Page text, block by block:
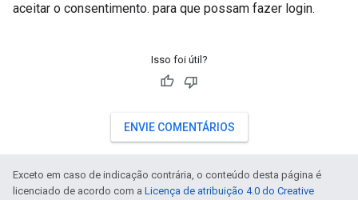
aceitar o consentimento. para que possam fazer login.
Isso foi útil?
ENVIE COMENTÁRIOS
Exceto em caso de indicação contrária, o conteúdo desta página é
licenciado de acordo com a Licença de atribuição 4.0 do Creative